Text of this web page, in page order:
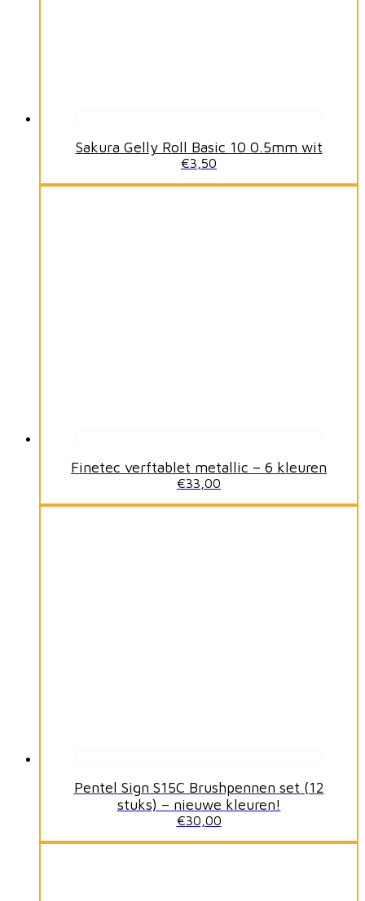
Sakura Gelly Roll Basic 10 0.5mm wit
€3,50
Finetec verftablet metallic – 6 kleuren
€33,00
Pentel Sign S15C Brushpennen set (12
stuks) – nieuwe kleuren!
€30,00